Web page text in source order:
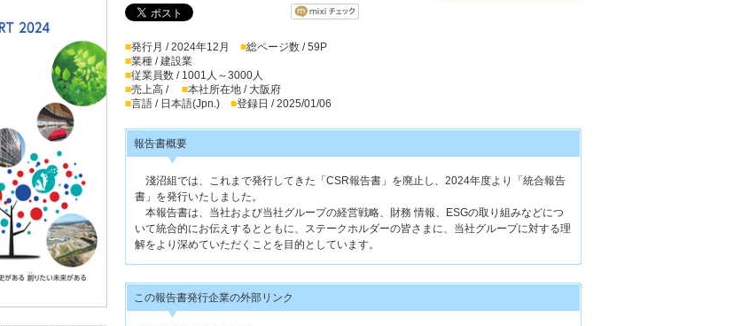
■発行月 / 2024年12月 ■総ページ数 / 59P
■業種 / 建設業
■従業員数 / 1001人～3000人
■売上高 / ■本社所在地 / 大阪府
■言語 / 日本語(Jpn.) ■登録日 / 2025/01/06
報告書概要
淺沼組では、これまで発行してきた「CSR報告書」を廃止し、2024年度より「統合報告
書」を発行いたしました。
本報告書は、当社および当社グループの経営戦略、財務 情報、ESGの取り組みなどにつ
いて統合的にお伝えするとともに、ステークホルダーの皆さまに、当社グループに対する理
解をより深めていただくことを目的としています。
この報告書発行企業の外部リンク